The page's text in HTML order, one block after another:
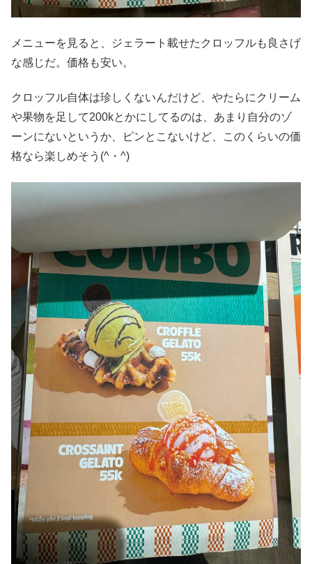
メニューを見ると、ジェラート載せたクロッフルも良さげ
な感じだ。価格も安い。
クロッフル自体は珍しくないんだけど、やたらにクリーム
や果物を足して200kとかにしてるのは、あまり自分のゾ
ーンにないというか、ピンとこないけど、このくらいの価
格なら楽しめそう(^・^)